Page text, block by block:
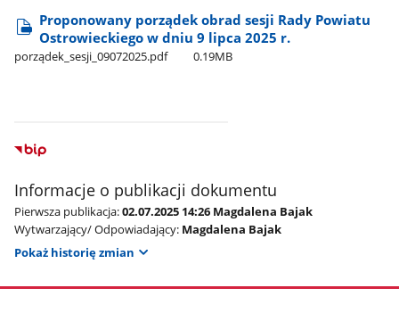
Proponowany porządek obrad sesji Rady Powiatu
Ostrowieckiego w dniu 9 lipca 2025 r.
porządek​_sesji​_09072025.pdf 0.19MB
Informacje o publikacji dokumentu
Pierwsza publikacja:02.07.2025 14:26 Magdalena Bajak
Wytwarzający/ Odpowiadający: Magdalena Bajak
Pokaż historię zmian